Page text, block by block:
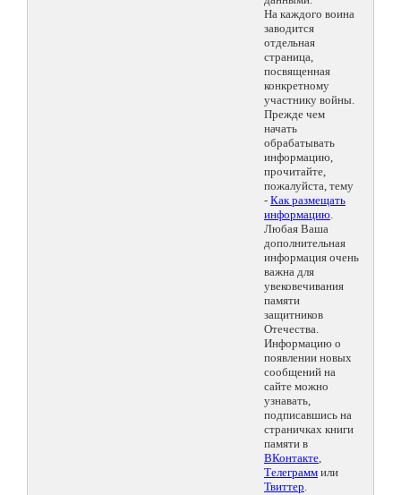
На каждого воина
заводится
отдельная
страница,
посвященная
конкретному
участнику войны.
Прежде чем
начать
обрабатывать
информацию,
прочитайте,
пожалуйста, тему
- Как размещать
информацию.
Любая Ваша
дополнительная
информация очень
важна для
увековечивания
памяти
защитников
Отечества.
Информацию о
появлении новых
сообщений на
сайте можно
узнавать,
подписавшись на
страничках книги
памяти в
ВКонтакте,
Телеграмм или
Твиттер.